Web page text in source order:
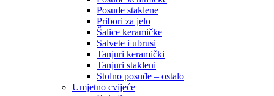
Posude staklene
Pribori za jelo
Šalice keramičke
Salvete i ubrusi
Tanjuri keramički
Tanjuri stakleni
Stolno posuđe – ostalo
Umjetno cvijeće